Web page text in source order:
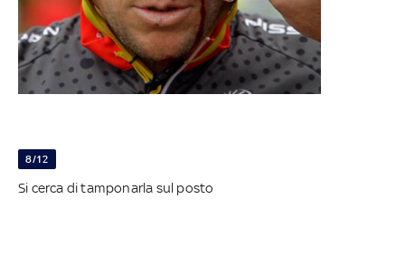
8/12
Si cerca di tamponarla sul posto